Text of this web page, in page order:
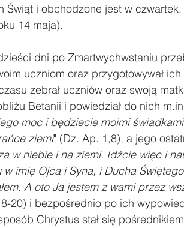
Świąt i obchodzone jest w
14 maja).
dni po Zmartwychwstaniu
uczniom oraz przygotowywał
zebrał uczniów oraz swoją
Betanii i powiedział do nich
moc i będziecie moimi
ziemi" (Dz. Ap. 1,8), a jego
w niebie i na ziemi. Idźcie więc i
imię Ojca i Syna, i Ducha
A oto Ja jestem z wami przez
20) i bezpośrednio po ich
Chrystus stał się